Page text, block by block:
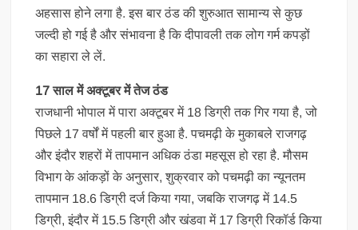
अहसास होने लगा है. इस बार ठंड की शुरुआत सामान्य से कुछ
जल्दी हो गई है और संभावना है कि दीपावली तक लोग गर्म कपड़ों
का सहारा ले लें.
17 साल में अक्टूबर में तेज ठंड
राजधानी भोपाल में पारा अक्टूबर में 18 डिग्री तक गिर गया है, जो
पिछले 17 वर्षों में पहली बार हुआ है. पचमढ़ी के मुकाबले राजगढ़
और इंदौर शहरों में तापमान अधिक ठंडा महसूस हो रहा है. मौसम
विभाग के आंकड़ों के अनुसार, शुक्रवार को पचमढ़ी का न्यूनतम
तापमान 18.6 डिग्री दर्ज किया गया, जबकि राजगढ़ में 14.5
डिग्री, इंदौर में 15.5 डिग्री और खंडवा में 17 डिग्री रिकॉर्ड किया